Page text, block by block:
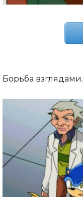
Борьба взглядами.